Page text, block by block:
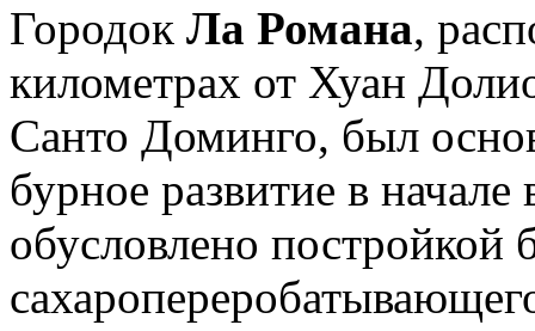
Городок Ла Романа,
километрах от Хуан
Санто Доминго, был
бурное развитие в начале
обусловлено постройкой